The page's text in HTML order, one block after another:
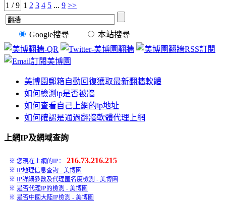
1 / 9 1 2 3 4 5 ... 9 >>
Google搜尋 本站搜尋
美博園郵箱自動回復獲取最新翻牆軟體
如何檢測ip是否被牆
如何查看自己上網的ip地址
如何確認是通過翻牆軟體代理上網
上網IP及網域查詢
※ 您現在上網的IP： 216.73.216.215
※ IP地理信息查詢 - 美博園
※ IP詳細參數及代理匿名度檢測 - 美博園
※ 是否代理IP的檢測 - 美博園
※ 是否中國大陸IP檢測 - 美博園